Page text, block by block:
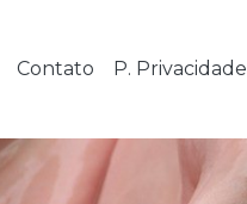
Contato P. Privacidade